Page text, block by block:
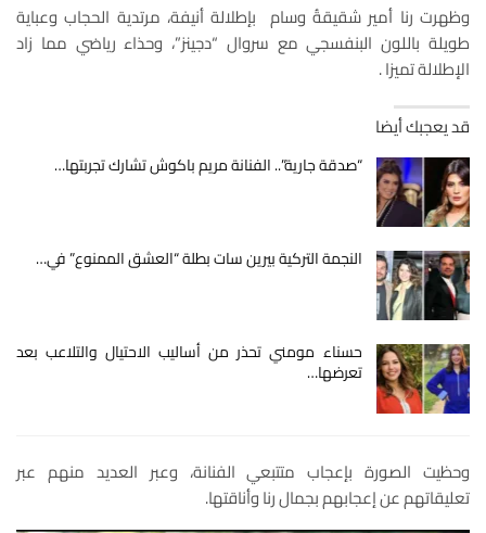
وظهرت رنا أمير شقيقةُ وسام بإطلالة أنيفة، مرتدية الحجاب وعباية
طويلة باللون البنفسجي مع سروال “دجينز”، وحذاء رياضي مما زاد
الإطلالة تميزا .
قد يعجبك أيضا
“صدقة جارية”.. الفنانة مريم باكوش تشارك تجربتها…
النجمة التركية بيرين سات بطلة “العشق الممنوع” في…
حسناء مومني تحذر من أساليب الاحتيال والتلاعب بعد
تعرضها…
وحظيت الصورة بإعجاب متتبعي الفنانة، وعبر العديد منهم عبر
تعليقاتهم عن إعجابهم بجمال رنا وأناقتها.